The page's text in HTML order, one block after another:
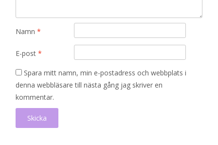
Namn *
E-post *
Spara mitt namn, min e-postadress och webbplats i
denna webbläsare till nästa gång jag skriver en
kommentar.